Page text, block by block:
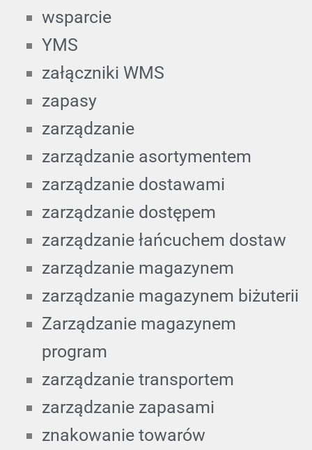
wsparcie
YMS
załączniki WMS
zapasy
zarządzanie
zarządzanie asortymentem
zarządzanie dostawami
zarządzanie dostępem
zarządzanie łańcuchem dostaw
zarządzanie magazynem
zarządzanie magazynem biżuterii
Zarządzanie magazynem
program
zarządzanie transportem
zarządzanie zapasami
znakowanie towarów